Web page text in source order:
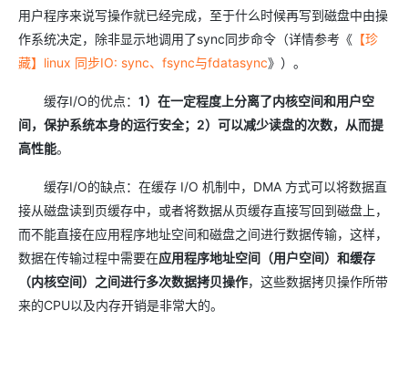
用户程序来说写操作就已经完成，至于什么时候再写到磁盘中由操
作系统决定，除非显示地调用了sync同步命令（详情参考《 【珍
藏】linux 同步IO: sync、fsync与fdatasync》）。
缓存I/O的优点： 1）在一定程度上分离了内核空间和用户空
间，保护系统本身的运行安全；2）可以减少读盘的次数，从而提
高性能。
缓存I/O的缺点：在缓存 I/O 机制中，DMA 方式可以将数据直
接从磁盘读到页缓存中，或者将数据从页缓存直接写回到磁盘上，
而不能直接在应用程序地址空间和磁盘之间进行数据传输，这样，
数据在传输过程中需要在应用程序地址空间（用户空间）和缓存
（内核空间）之间进行多次数据拷贝操作，这些数据拷贝操作所带
来的CPU以及内存开销是非常大的。